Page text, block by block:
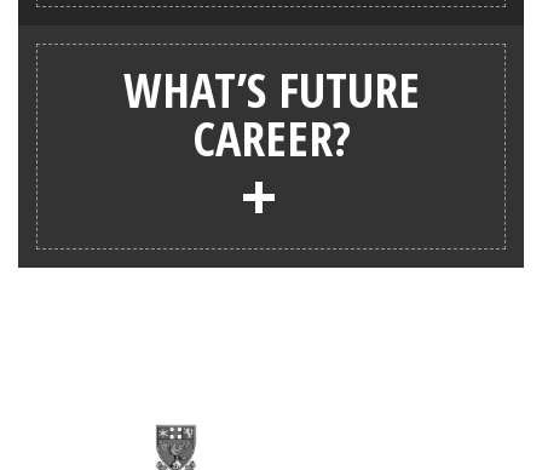
WHAT’S FUTURE
CAREER?
+